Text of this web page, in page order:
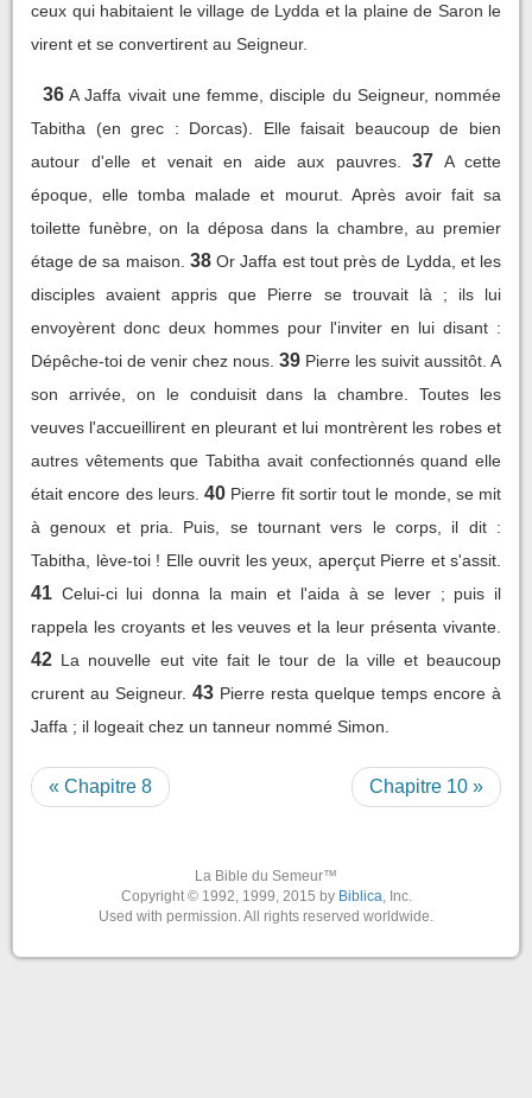
ceux qui habitaient le village de Lydda et la plaine de Saron le
virent et se convertirent au Seigneur.
36 A Jaffa vivait une femme, disciple du Seigneur, nommée
Tabitha (en grec : Dorcas). Elle faisait beaucoup de bien
autour d'elle et venait en aide aux pauvres.
37 A cette
époque, elle tomba malade et mourut. Après avoir fait sa
toilette funèbre, on la déposa dans la chambre, au premier
étage de sa maison. 38 Or Jaffa est tout près de Lydda, et les
disciples avaient appris que Pierre se trouvait là ; ils lui
envoyèrent donc deux hommes pour l'inviter en lui disant :
Dépêche-toi de venir chez nous. 39 Pierre les suivit aussitôt. A
son arrivée, on le conduisit dans la chambre. Toutes les
veuves l'accueillirent en pleurant et lui montrèrent les robes et
autres vêtements que Tabitha avait confectionnés quand elle
était encore des leurs. 40 Pierre fit sortir tout le monde, se mit
à genoux et pria. Puis, se tournant vers le corps, il dit :
Tabitha, lève-toi ! Elle ouvrit les yeux, aperçut Pierre et s'assit.
41 Celui-ci lui donna la main et l'aida à se lever ; puis il
rappela les croyants et les veuves et la leur présenta vivante.
42 La nouvelle eut vite fait le tour de la ville et beaucoup
crurent au Seigneur. 43 Pierre resta quelque temps encore à
Jaffa ; il logeait chez un tanneur nommé Simon.
« Chapitre 8 Chapitre 10 »
La Bible du Semeur™
Copyright © 1992, 1999, 2015 by Biblica, Inc.
Used with permission. All rights reserved worldwide.